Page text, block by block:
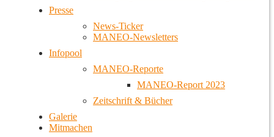
Presse
News-Ticker
MANEO-Newsletters
Infopool
MANEO-Reporte
MANEO-Report 2023
Zeitschrift & Bücher
Galerie
Mitmachen